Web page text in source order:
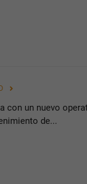
con un nuevo
de...